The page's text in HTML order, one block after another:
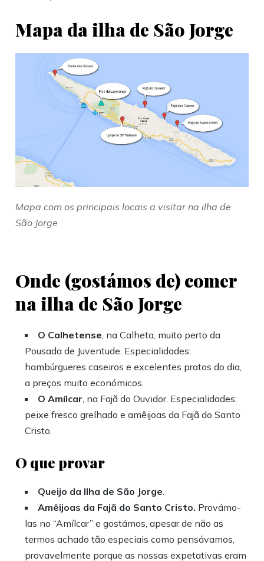
Mapa da ilha de São Jorge
Mapa com os principais locais a visitar na ilha de
São Jorge
Onde (gostámos de) comer
na ilha de São Jorge
O Calhetense , na Calheta, muito perto da
Pousada de Juventude. Especialidades:
hambúrgueres caseiros e excelentes pratos do dia,
a preços muito económicos.
O Amílcar , na Fajã do Ouvidor. Especialidades:
peixe fresco grelhado e amêijoas da Fajã do Santo
Cristo.
O que provar
Queijo da Ilha de São Jorge
Amêijoas da Fajã do Santo Cristo. Provámo-
las no “Amílcar” e gostámos, apesar de não as
termos achado tão especiais como pensávamos,
provavelmente porque as nossas expetativas eram